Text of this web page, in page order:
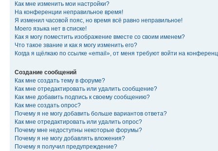
Как мне изменить мои настройки?
На конференции неправильное время!
Я изменил часовой пояс, но время всё равно неправильное!
Моего языка нет в списке!
Как я могу поместить изображение вместе со своим именем?
Что такое звание и как я могу изменить его?
Когда я щёлкаю по ссылке «email», от меня требуют войти на
Создание сообщений
Как мне создать тему в форуме?
Как мне отредактировать или удалить сообщение?
Как мне добавить подпись к своему сообщению?
Как мне создать опрос?
Почему я не могу добавить больше вариантов ответа?
Как мне отредактировать или удалить опрос?
Почему мне недоступны некоторые форумы?
Почему я не могу добавлять вложения?
Почему я получил предупреждение?